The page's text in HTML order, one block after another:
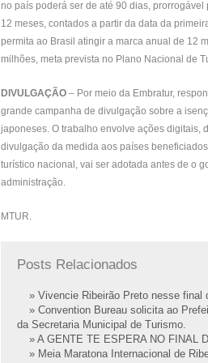
no país poderá ser de até 90 dias,
12 meses, contados a partir da data da
permita ao Brasil atingir a marca anual de 12
milhões, meta prevista no Plano Nacional de
DIVULGAÇÃO – Por meio da Embratur,
grande campanha de divulgação sobre a
japoneses. O trabalho envolve ações digitais,
divulgação da medida aos países
turístico nacional, vai ser adotada antes de o
administração.
MTUR.
Posts Relacionados
» Vivencie Ribeirão Preto nesse final
» Convention Bureau solicita ao
da Secretaria Municipal de Turismo.
» A GENTE TE ESPERA NO FINAL
» Meia Maratona Internacional de